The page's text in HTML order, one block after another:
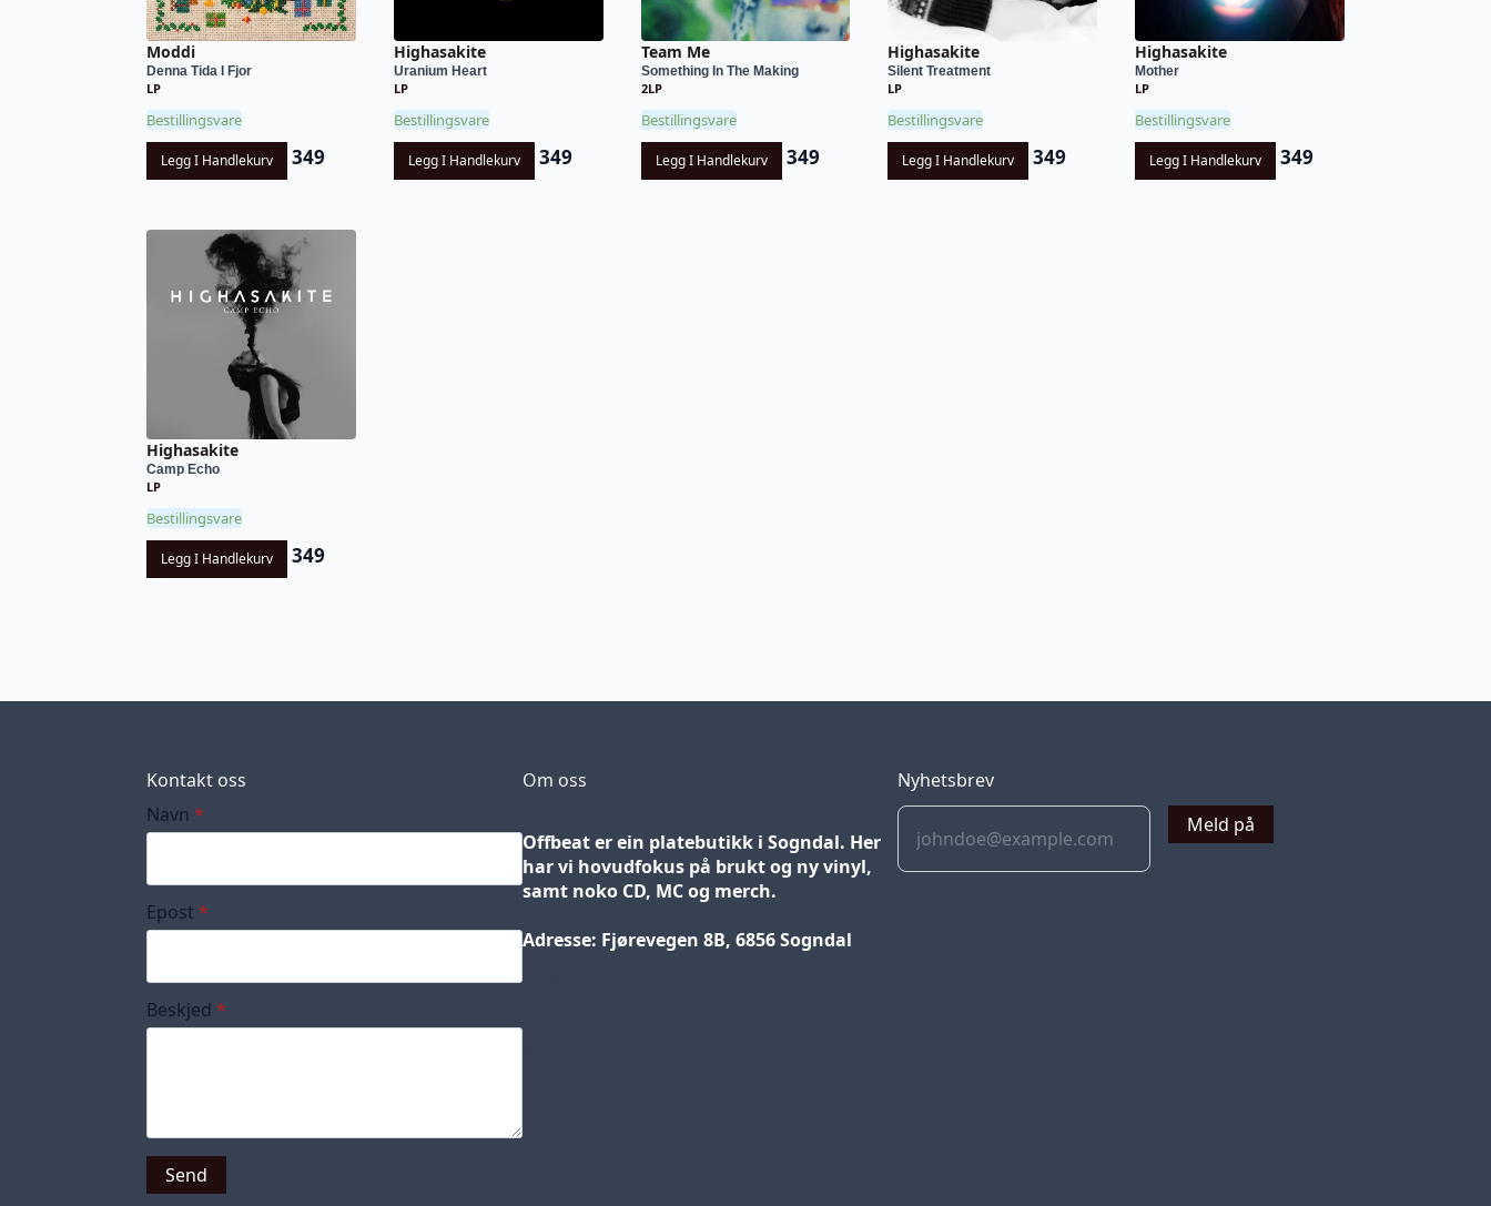
Moddi
Denna Tida I Fjor
LP
Bestillingsvare
Legg I Handlekurv 349
Highasakite
Uranium Heart
LP
Bestillingsvare
Legg I Handlekurv 349
Team Me
Something In The Making
2LP
Bestillingsvare
Legg I Handlekurv 349
Highasakite
Silent Treatment
LP
Bestillingsvare
Legg I Handlekurv 349
Highasakite
Mother
LP
Bestillingsvare
Legg I Handlekurv 349
Highasakite
Camp Echo
LP
Bestillingsvare
Legg I Handlekurv 349
Kontakt oss
Navn *
Epost *
Beskjed *
Send
Om oss
Offbeat er ein platebutikk i Sogndal. Her
har vi hovudfokus på brukt og ny vinyl,
samt noko CD, MC og merch.
Adresse: Fjørevegen 8B, 6856 Sogndal
Blog
Nyhetsbrev
Meld på